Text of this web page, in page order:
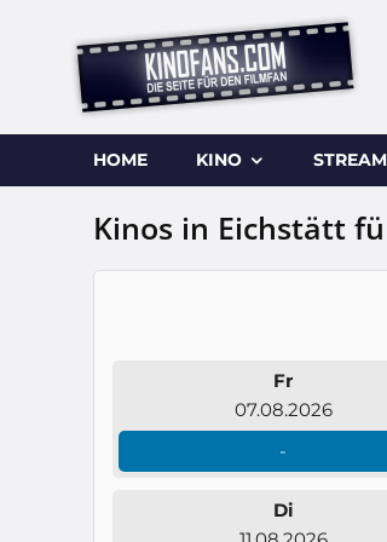
HOME KINO
Kinos in Eichstätt
Fr
07.08.2026
-
Di